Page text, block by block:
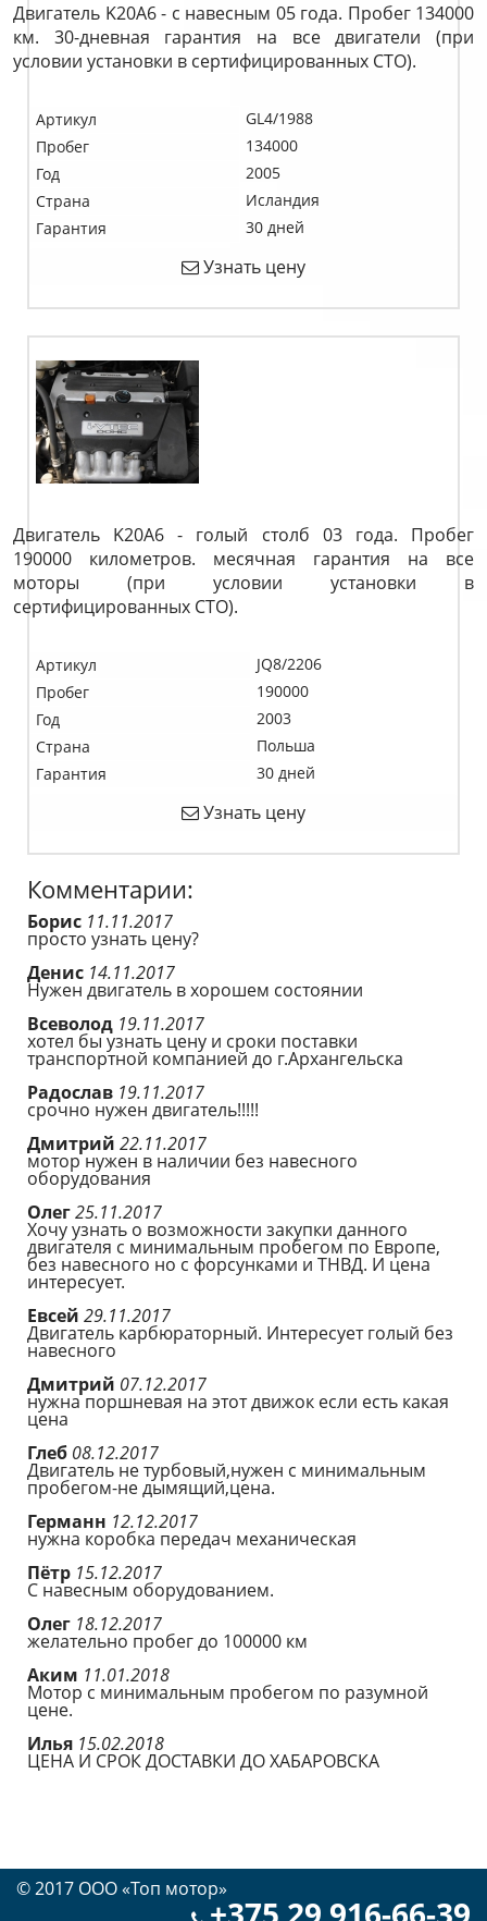
Двигатель K20A6 - с навесным 05 года. Пробег 134000
км. 30-дневная гарантия на все двигатели (при
условии установки в сертифицированных СТО).
Артикул
GL4/1988
Пробег
134000
Год
2005
Страна
Исландия
Гарантия
30 дней
Узнать цену
Двигатель K20A6 - голый столб 03 года. Пробег
190000 километров. месячная гарантия на все
моторы (при условии установки в
сертифицированных СТО).
Артикул
JQ8/2206
Пробег
190000
Год
2003
Страна
Польша
Гарантия
30 дней
Узнать цену
Комментарии:
Борис 11.11.2017
просто узнать цену?
Денис 14.11.2017
Нужен двигатель в хорошем состоянии
Всеволод 19.11.2017
хотел бы узнать цену и сроки поставки
транспортной компанией до г.Архангельска
Радослав 19.11.2017
срочно нужен двигатель!!!!!
Дмитрий 22.11.2017
мотор нужен в наличии без навесного
оборудования
Олег25.11.2017
Хочу узнать о возможности закупки данного
двигателя с минимальным пробегом по Европе,
без навесного но с форсунками и ТНВД. И цена
интересует.
Евсей 29.11.2017
Двигатель карбюраторный. Интересует голый без
навесного
Дмитрий 07.12.2017
нужна поршневая на этот движок если есть какая
цена
Глеб 08.12.2017
Двигатель не турбовый,нужен с минимальным
пробегом-не дымящий,цена.
Германн 12.12.2017
нужна коробка передач механическая
Пётр 15.12.2017
С навесным оборудованием.
Олег 18.12.2017
желательно пробег до 100000 км
Аким 11.01.2018
Мотор с минимальным пробегом по разумной
цене.
Илья 15.02.2018
ЦЕНА И СРОК ДОСТАВКИ ДО ХАБАРОВСКА
© 2017 OOO «Топ мотор»